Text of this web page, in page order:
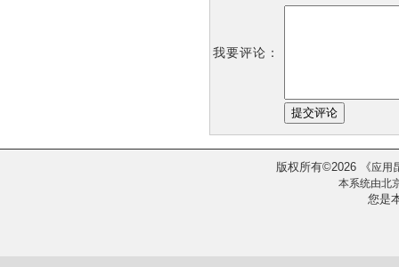
我要评论：
版权所有©2026 《应用
本系统由北
您是